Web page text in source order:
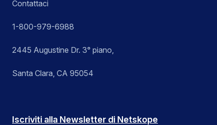
Contattaci
1-800-979-6988
2445 Augustine Dr. 3° piano,
Santa Clara, CA 95054
Iscriviti alla Newsletter di Netskope